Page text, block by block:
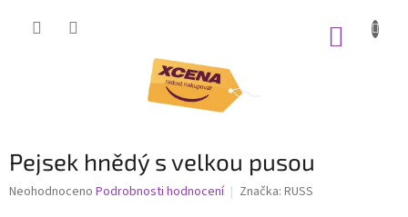
Pejsek hnědý s velkou pusou
Průměrné
Neohodnoceno Podrobnosti hodnocení Značka: RUSS